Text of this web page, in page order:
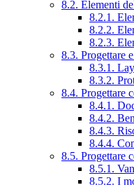
8.2. Elementi
8.2.1.
8.2.2.
8.2.3.
8.3. Progettare
8.3.1.
8.3.2.
8.4. Progettare
8.4.1.
8.4.2.
8.4.3.
8.4.4.
8.5. Progettare
8.5.1.
8.5.2. I